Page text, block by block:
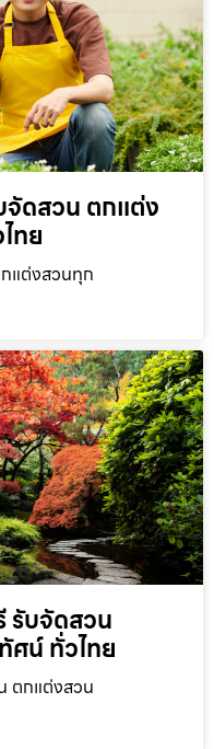
ดสวน ตกแต่ง
ทย
แต่งสวนทุก
รับจัดสวน
น์ ทั่วไทย
ตกแต่งสวน